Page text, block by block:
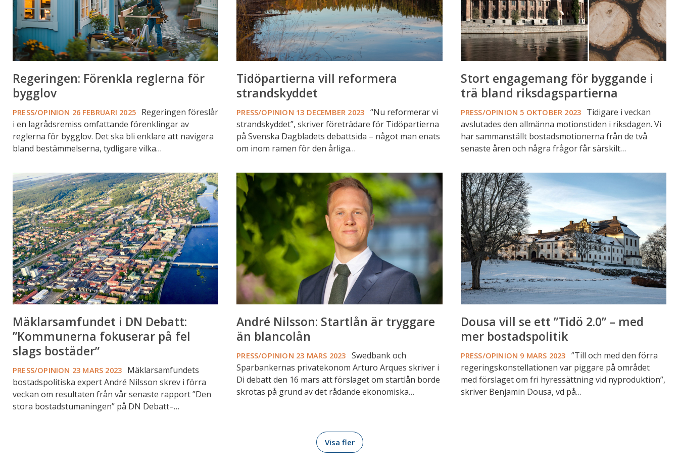
Regeringen: Förenkla reglerna för
bygglov
PRESS/OPINION 26 FEBRUARI 2025 Regeringen föreslår
i en lagrådsremiss omfattande förenklingar av
reglerna för bygglov. Det ska bli enklare att navigera
bland bestämmelserna, tydligare vilka…
Tidöpartierna vill reformera
strandskyddet
PRESS/OPINION 13 DECEMBER 2023 “Nu reformerar vi
strandskyddet”, skriver företrädare för Tidöpartierna
på Svenska Dagbladets debattsida – något man enats
om inom ramen för den årliga…
riksdagspartierna
Stort engagemang för byggande i
trä bland riksdagspartierna
PRESS/OPINION 5 OKTOBER 2023 Tidigare i veckan
avslutades den allmänna motionstiden i riksdagen. Vi
har sammanställt bostadsmotionerna från de två
senaste åren och några frågor får särskilt…
DN
Debatt:
”Kommunerna
fokuserar
på
fel
slags
bostäder”
Mäklarsamfundet i DN Debatt:
”Kommunerna fokuserar på fel
slags bostäder”
PRESS/OPINION 23 MARS 2023 Mäklarsamfundets
bostadspolitiska expert André Nilsson skrev i förra
veckan om resultaten från vår senaste rapport ”Den
stora bostadstumaningen” på DN Debatt–…
Nilsson:
Startlån
tryggare
blancolån
André Nilsson: Startlån är tryggare
än blancolån
PRESS/OPINION 23 MARS 2023 Swedbank och
Sparbankernas privatekonom Arturo Arques skriver i
Di debatt den 16 mars att förslaget om startlån borde
skrotas på grund av det rådande ekonomiska…
vill
ett
”Tidö
2.0”
med
mer
bostadspolitik
Dousa vill se ett ”Tidö 2.0” – med
mer bostadspolitik
PRESS/OPINION 9 MARS 2023 ”Till och med den förra
regeringskonstellationen var piggare på området
med förslaget om fri hyressättning vid nyproduktion”,
skriver Benjamin Dousa, vd på…
Visa fler